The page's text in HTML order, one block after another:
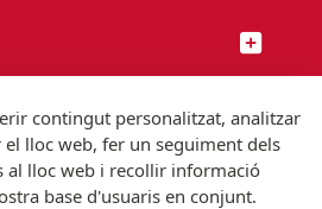
contingut personalitzat, analitzar
lloc web, fer un seguiment dels
al lloc web i recollir informació
base d'usuaris en conjunt.